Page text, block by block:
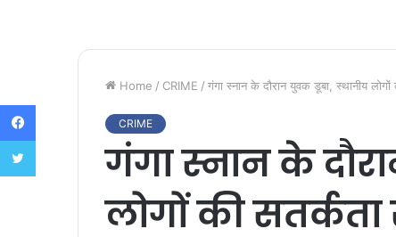
Home / CRIME / गंगा स्नान के दौरान युवक डूबा, स्थानीय
CRIME
गंगा स्नान के
लोगों की